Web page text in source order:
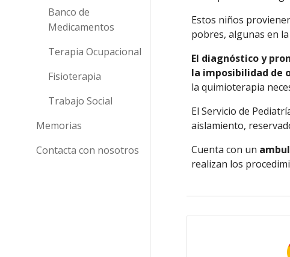
Banco de
Medicamentos
Terapia Ocupacional
Fisioterapia
Trabajo Social
Memorias
Contacta con nosotros
Estos niños
pobres, algunas en
El diagnóstico y
la imposibilidad de
la quimioterapia
El Servicio de
aislamiento,
Cuenta con un
realizan los